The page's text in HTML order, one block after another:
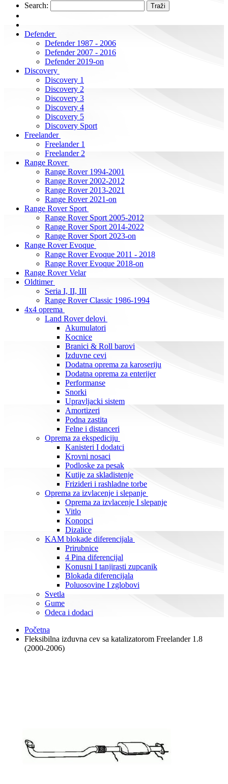
Search: Traži
Defender
Defender 1987 - 2006
Defender 2007 - 2016
Defender 2019-on
Discovery
Discovery 1
Discovery 2
Discovery 3
Discovery 4
Discovery 5
Discovery Sport
Freelander
Freelander 1
Freelander 2
Range Rover
Range Rover 1994-2001
Range Rover 2002-2012
Range Rover 2013-2021
Range Rover 2021-on
Range Rover Sport
Range Rover Sport 2005-2012
Range Rover Sport 2014-2022
Range Rover Sport 2023-on
Range Rover Evoque
Range Rover Evoque 2011 - 2018
Range Rover Evoque 2018-on
Range Rover Velar
Oldtimer
Seria I, II, III
Range Rover Classic 1986-1994
4x4 oprema
Land Rover delovi
Akumulatori
Kocnice
Branici & Roll barovi
Izduvne cevi
Dodatna oprema za karoseriju
Dodatna oprema za enterijer
Performanse
Snorki
Upravljacki sistem
Amortizeri
Podna zastita
Felne i distanceri
Oprema za ekspediciju
Kanisteri I dodatci
Krovni nosaci
Podloske za pesak
Kutije za skladistenje
Frizideri i rashladne torbe
Oprema za izvlacenje i slepanje
Oprema za izvlacenje I slepanje
Vitlo
Konopci
Dizalice
KAM blokade diferencijala
Prirubnice
4 Pina diferencijal
Konusni I tanjirasti zupcanik
Blokada diferencijala
Poluosovine I zglobovi
Svetla
Gume
Odeca i dodaci
Početna
Fleksibilna izduvna cev sa katalizatorom Freelander 1.8
(2000-2006)